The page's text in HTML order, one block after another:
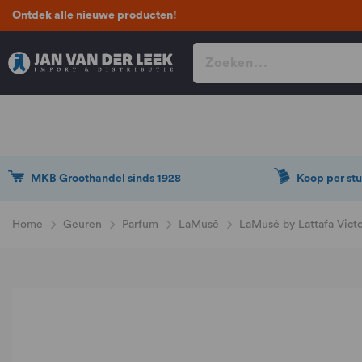
Ontdek alle nieuwe producten!
MKB Groothandel sinds 1928 Koop per
Home Geuren Parfum LaMusê LaMusê by Lattafa